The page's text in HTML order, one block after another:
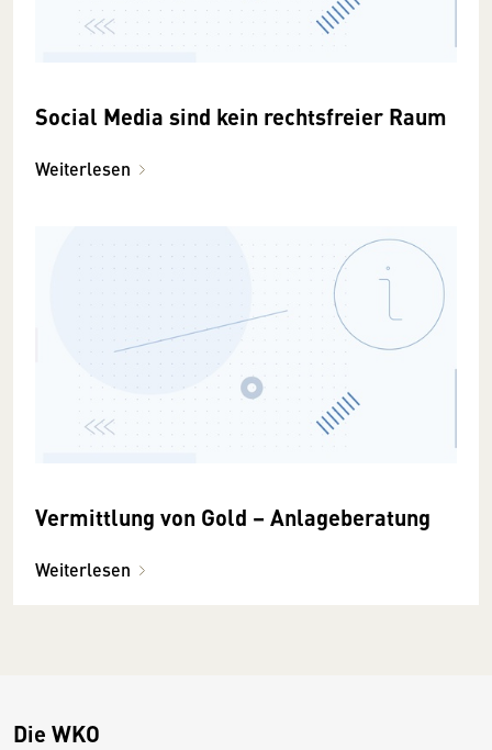
Social Media sind kein rechtsfreier Raum
Weiterlesen
Vermittlung von Gold – Anlageberatung
Weiterlesen
Die WKO